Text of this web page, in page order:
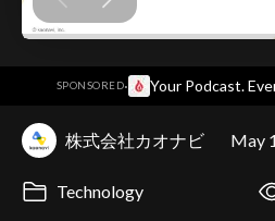
SPONSORED· Your Podcast.
株式会社カオナビ May
Technology